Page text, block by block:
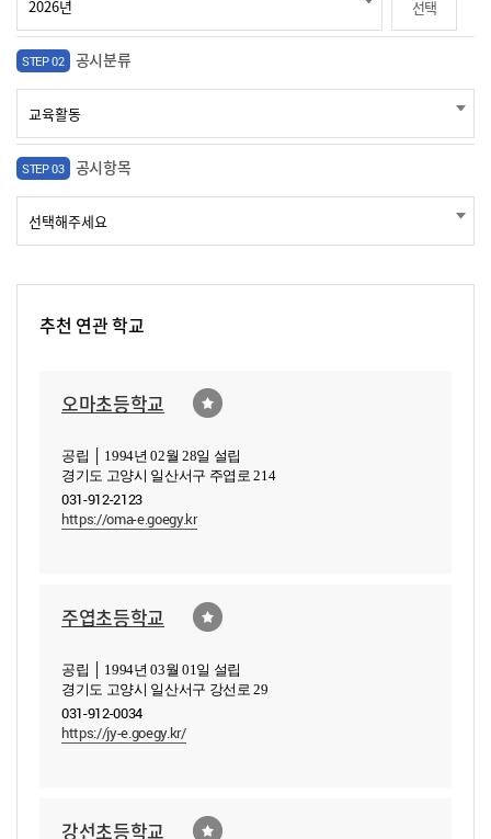
선택
STEP 02 공시분류
STEP 03 공시항목
추천 연관 학교
오마초등학교
공립 │ 1994년 02월 28일 설립
경기도 고양시 일산서구 주엽로 214
031-912-2123
https://oma-e.goegy.kr
주엽초등학교
공립 │ 1994년 03월 01일 설립
경기도 고양시 일산서구 강선로 29
031-912-0034
https://jy-e.goegy.kr/
강선초등학교